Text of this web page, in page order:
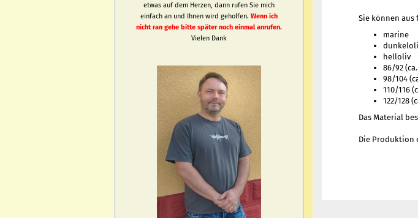
Sie können aus
marine
helloliv
86/92
98/104
110/116
122/128
Das Material
Die Produktion
etwas auf dem Herzen, dann rufen Sie mich
einfach an und Ihnen wird geholfen.Wenn ich
nicht ran gehe bitte später noch einmal anrufen.
Vielen Dank